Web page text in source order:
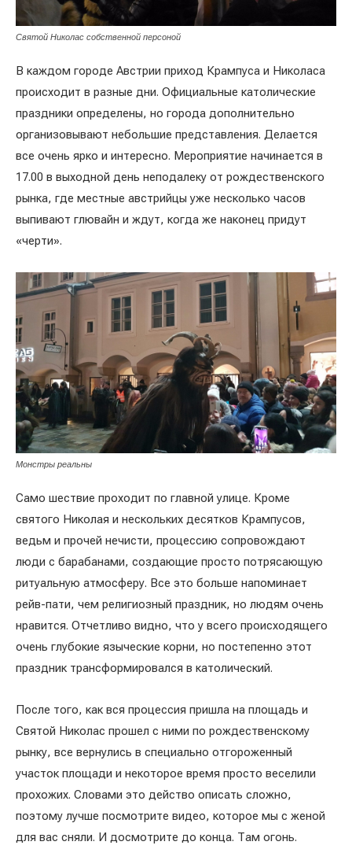
Святой Николас собственной персоной
В каждом городе Австрии приход Крампуса и Николаса
происходит в разные дни. Официальные католические
праздники определены, но города дополнительно
организовывают небольшие представления. Делается
все очень ярко и интересно. Мероприятие начинается в
17.00 в выходной день неподалеку от рождественского
рынка, где местные австрийцы уже несколько часов
выпивают глювайн и ждут, когда же наконец придут
«черти».
Монстры реальны
Само шествие проходит по главной улице. Кроме
святого Николая и нескольких десятков Крампусов,
ведьм и прочей нечисти, процессию сопровождают
люди с барабанами, создающие просто потрясающую
ритуальную атмосферу. Все это больше напоминает
рейв-пати, чем религиозный праздник, но людям очень
нравится. Отчетливо видно, что у всего происходящего
очень глубокие языческие корни, но постепенно этот
праздник трансформировался в католический.
После того, как вся процессия пришла на площадь и
Святой Николас прошел с ними по рождественскому
рынку, все вернулись в специально отгороженный
участок площади и некоторое время просто веселили
прохожих. Словами это действо описать сложно,
поэтому лучше посмотрите видео, которое мы с женой
для вас сняли. И досмотрите до конца. Там огонь.